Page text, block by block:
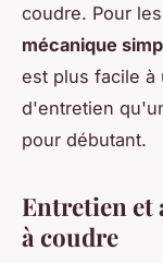
coudre. Pour
mécanique
est plus facile à
d'entretien
pour débutant.
Entretien et
à coudre